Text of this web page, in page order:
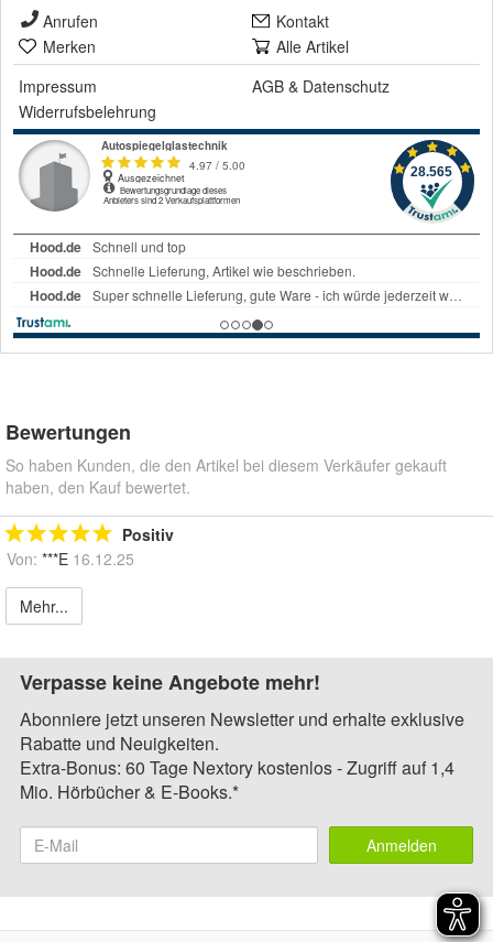
Anrufen
Kontakt
Merken
Alle Artikel
Impressum
AGB & Datenschutz
Widerrufsbelehrung
Bewertungen
So haben Kunden, die den Artikel bei diesem Verkäufer gekauft
haben, den Kauf bewertet.
Positiv
Von: ***E 16.12.25
Mehr...
Verpasse keine Angebote mehr!
Abonniere jetzt unseren Newsletter und erhalte exklusive
Rabatte und Neuigkeiten.
Extra-Bonus: 60 Tage Nextory kostenlos - Zugriff auf 1,4
Mio. Hörbücher & E-Books.*
Anmelden